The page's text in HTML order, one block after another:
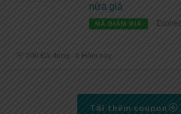
nửa giá
MÃ GIẢM GIÁ Expired
206 Đã dùng - 0 Hôm nay
Tải thêm coupon